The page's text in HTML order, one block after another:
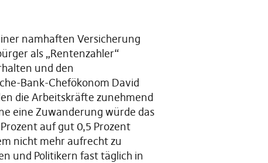
namhaften Versicherung
als „Rentenzahler“
und den
Bank-Chefökonom David
die Arbeitskräfte zunehmend
eine Zuwanderung würde das
auf gut 0,5 Prozent
nicht mehr aufrecht zu
und Politikern fast täglich in